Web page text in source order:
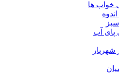
خواب ها
پای آب
شهریار